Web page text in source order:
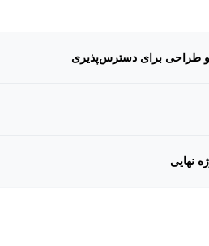
و طراحی برای دسترس‌پذیری
نهایی